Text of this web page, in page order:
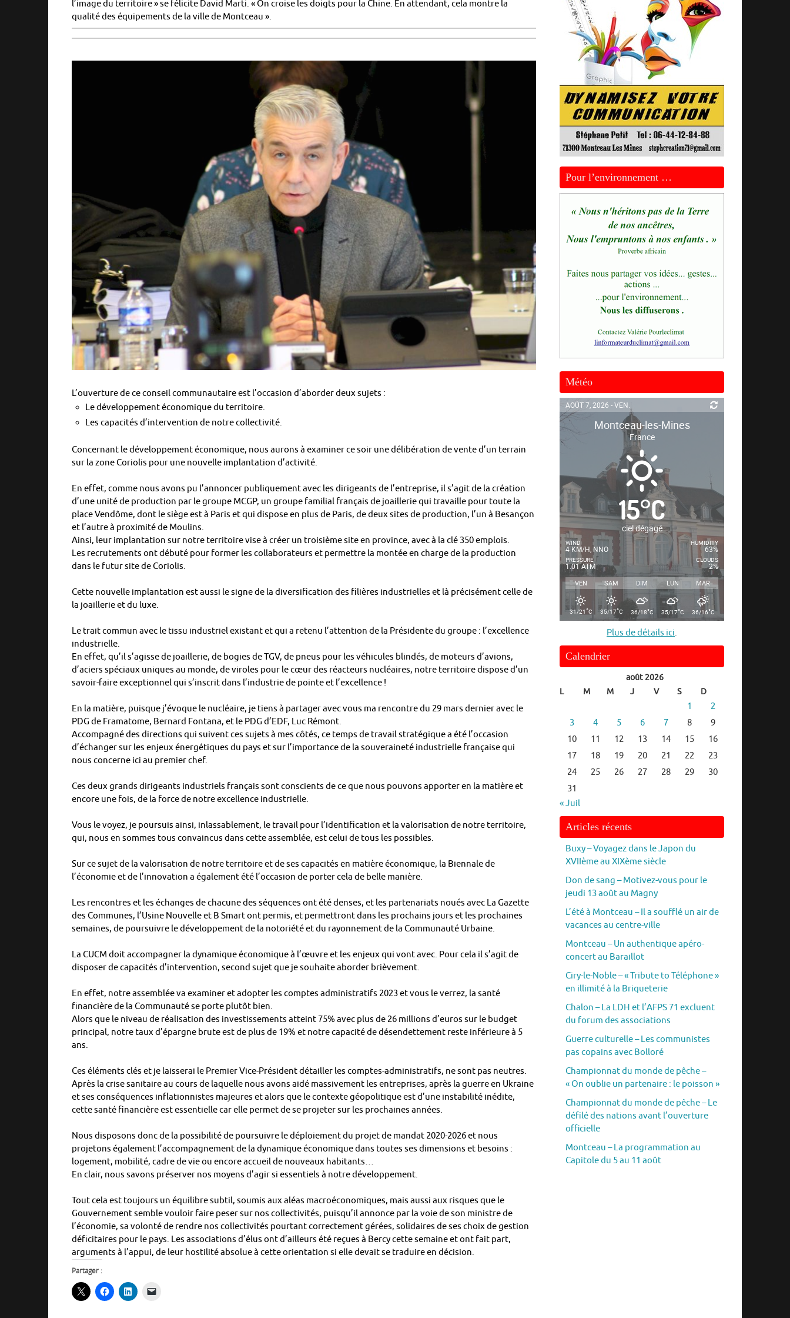
l’image du territoire » se félicite David Marti. « On croise les doigts pour la Chine. En attendant, cela montre la
qualité des équipements de la ville de Montceau ».
L’ouverture de ce conseil communautaire est l’occasion d’aborder deux sujets :
Le développement économique du territoire.
Les capacités d’intervention de notre collectivité.
Concernant le développement économique, nous aurons à examiner ce soir une délibération de vente d’un terrain
sur la zone Coriolis pour une nouvelle implantation d’activité.
En effet, comme nous avons pu l’annoncer publiquement avec les dirigeants de l’entreprise, il s’agit de la création
d’une unité de production par le groupe MCGP, un groupe familial français de joaillerie qui travaille pour toute la
place Vendôme, dont le siège est à Paris et qui dispose en plus de Paris, de deux sites de production, l’un à Besançon
et l’autre à proximité de Moulins.
Ainsi, leur implantation sur notre territoire vise à créer un troisième site en province, avec à la clé 350 emplois.
Les recrutements ont débuté pour former les collaborateurs et permettre la montée en charge de la production
dans le futur site de Coriolis.
Cette nouvelle implantation est aussi le signe de la diversification des filières industrielles et là précisément celle de
la joaillerie et du luxe.
Le trait commun avec le tissu industriel existant et qui a retenu l’attention de la Présidente du groupe : l’excellence
industrielle.
En effet, qu’il s’agisse de joaillerie, de bogies de TGV, de pneus pour les véhicules blindés, de moteurs d’avions,
d’aciers spéciaux uniques au monde, de viroles pour le cœur des réacteurs nucléaires, notre territoire dispose d’un
savoir-faire exceptionnel qui s’inscrit dans l’industrie de pointe et l’excellence !
En la matière, puisque j’évoque le nucléaire, je tiens à partager avec vous ma rencontre du 29 mars dernier avec le
PDG de Framatome, Bernard Fontana, et le PDG d’EDF, Luc Rémont.
Accompagné des directions qui suivent ces sujets à mes côtés, ce temps de travail stratégique a été l’occasion
d’échanger sur les enjeux énergétiques du pays et sur l’importance de la souveraineté industrielle française qui
nous concerne ici au premier chef.
Ces deux grands dirigeants industriels français sont conscients de ce que nous pouvons apporter en la matière et
encore une fois, de la force de notre excellence industrielle.
Vous le voyez, je poursuis ainsi, inlassablement, le travail pour l’identification et la valorisation de notre territoire,
qui, nous en sommes tous convaincus dans cette assemblée, est celui de tous les possibles.
Sur ce sujet de la valorisation de notre territoire et de ses capacités en matière économique, la Biennale de
l’économie et de l’innovation a également été l’occasion de porter cela de belle manière.
Les rencontres et les échanges de chacune des séquences ont été denses, et les partenariats noués avec La Gazette
des Communes, l’Usine Nouvelle et B Smart ont permis, et permettront dans les prochains jours et les prochaines
semaines, de poursuivre le développement de la notoriété et du rayonnement de la Communauté Urbaine.
La CUCM doit accompagner la dynamique économique à l’œuvre et les enjeux qui vont avec. Pour cela il s’agit de
disposer de capacités d’intervention, second sujet que je souhaite aborder brièvement.
En effet, notre assemblée va examiner et adopter les comptes administratifs 2023 et vous le verrez, la santé
financière de la Communauté se porte plutôt bien.
Alors que le niveau de réalisation des investissements atteint 75% avec plus de 26 millions d’euros sur le budget
principal, notre taux d’épargne brute est de plus de 19% et notre capacité de désendettement reste inférieure à 5
ans.
Ces éléments clés et je laisserai le Premier Vice-Président détailler les comptes-administratifs, ne sont pas neutres.
Après la crise sanitaire au cours de laquelle nous avons aidé massivement les entreprises, après la guerre en Ukraine
et ses conséquences inflationnistes majeures et alors que le contexte géopolitique est d’une instabilité inédite,
cette santé financière est essentielle car elle permet de se projeter sur les prochaines années.
Nous disposons donc de la possibilité de poursuivre le déploiement du projet de mandat 2020-2026 et nous
projetons également l’accompagnement de la dynamique économique dans toutes ses dimensions et besoins :
logement, mobilité, cadre de vie ou encore accueil de nouveaux habitants…
En clair, nous savons préserver nos moyens d’agir si essentiels à notre développement.
Tout cela est toujours un équilibre subtil, soumis aux aléas macroéconomiques, mais aussi aux risques que le
Gouvernement semble vouloir faire peser sur nos collectivités, puisqu’il annonce par la voie de son ministre de
l’économie, sa volonté de rendre nos collectivités pourtant correctement gérées, solidaires de ses choix de gestion
déficitaires pour le pays. Les associations d’élus ont d’ailleurs été reçues à Bercy cette semaine et ont fait part,
arguments à l’appui, de leur hostilité absolue à cette orientation si elle devait se traduire en décision.
Partager :
Pour l’environnement …
Météo
AOÛT 7, 2026 - VEN.
Montceau-les-Mines
France
15°C
ciel dégagé
WIND
4 KM/H, NNO
PRESSURE
1.01 ATM
HUMIDITY
63%
CLOUDS
2%
VEN SAM DIM LUN MAR
31/21°C 35/17°C 36/18°C 35/17°C 36/16°C
Plus de détails ici.
Calendrier
août 2026
L
M M J V S D
1
2
3
4 5 6 7 8
9
10
11 12 13 14 15
16
17
18 19 20 21 22
23
24
25 26 27 28 29
30
31
« Juil
Articles récents
Buxy – Voyagez dans le Japon du
XVIIème au XIXème siècle
Don de sang – Motivez-vous pour le
jeudi 13 août au Magny
L’été à Montceau – Il a soufflé un air de
vacances au centre-ville
Montceau – Un authentique apéro-
concert au Baraillot
Ciry-le-Noble – « Tribute to Téléphone »
en illimité à la Briqueterie
Chalon – La LDH et l’AFPS 71 excluent
du forum des associations
Guerre culturelle – Les communistes
pas copains avec Bolloré
Championnat du monde de pêche –
« On oublie un partenaire : le poisson »
Championnat du monde de pêche – Le
défilé des nations avant l’ouverture
officielle
Montceau – La programmation au
Capitole du 5 au 11 août